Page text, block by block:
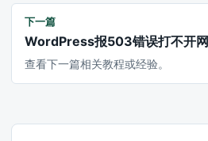
下一篇
WordPress报503错误打不开
查看下一篇相关教程或经验。